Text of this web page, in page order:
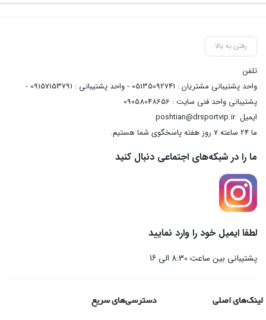
رفتن به بالا
تلفن
واحد پشتیبانی مشتریان : 05135092741 - واحد پشتیبانی : 09157153791 -
پشتیبانی واحد فنی سایت : 09058048656
ایمیلposhtian@drsportvip.ir
ما 24 ساعته 7 روز هفته پاسخگوی شما هستیم.
ما را در شبکه‌های اجتماعی دنبال کنید
لطفا ایمیل خود را وارد نمایید
پشتیبانی بین ساعت 8:30 الی 16
لینک‌های اصلی دسترسی‌های سریع